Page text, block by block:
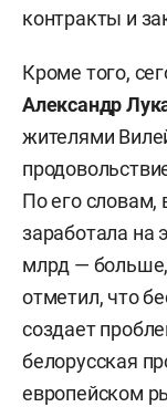
контракты и
Кроме того,
Александр
жителями
По его словам,
заработала на
млрд — больше,
отметил, что
создает
белорусская
европейском